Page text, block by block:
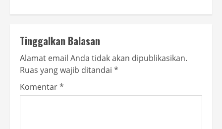
Tinggalkan Balasan
Alamat email Anda tidak akan dipublikasikan.
Ruas yang wajib ditandai *
Komentar*